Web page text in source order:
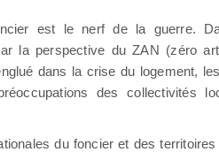
est le nerf de la guerre.
la perspective du ZAN (zéro
dans la crise du logement,
des collectivités
du foncier et des